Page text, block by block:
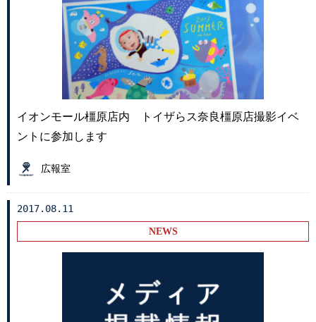
イオンモール橿原店内 トイザらス奈良橿原店撮影イベ
ントに参加します
広報室
2017.08.11
NEWS